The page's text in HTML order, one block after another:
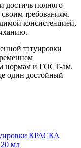
достичь полного
своим требованиям.
консистенцией,
татуировки
нормам и ГОСТ-ам.
один достойный